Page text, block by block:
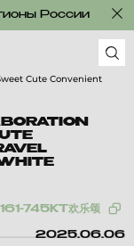
России
161-745KT欢乐颂
2025.06.06